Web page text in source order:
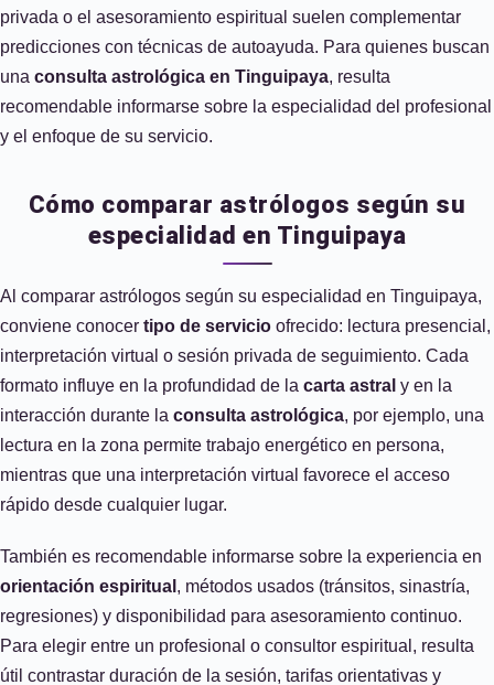
privada o el asesoramiento espiritual suelen complementar
predicciones con técnicas de autoayuda. Para quienes buscan
una consulta astrológica en Tinguipaya, resulta
recomendable informarse sobre la especialidad del profesional
y el enfoque de su servicio.
Cómo comparar astrólogos según su
especialidad en Tinguipaya
Al comparar astrólogos según su especialidad en Tinguipaya,
conviene conocer tipo de servicio ofrecido: lectura presencial,
interpretación virtual o sesión privada de seguimiento. Cada
formato influye en la profundidad de la carta astral y en la
interacción durante la consulta astrológica, por ejemplo, una
lectura en la zona permite trabajo energético en persona,
mientras que una interpretación virtual favorece el acceso
rápido desde cualquier lugar.
También es recomendable informarse sobre la experiencia en
orientación espiritual , métodos usados (tránsitos, sinastría,
regresiones) y disponibilidad para asesoramiento continuo.
Para elegir entre un profesional o consultor espiritual, resulta
útil contrastar duración de la sesión, tarifas orientativas y